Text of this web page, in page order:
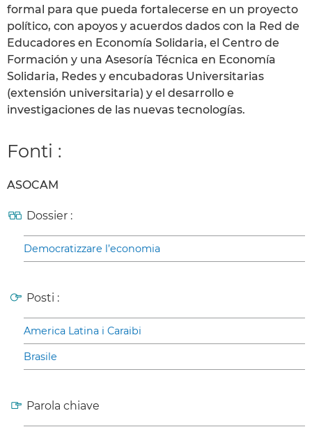
formal para que pueda fortalecerse en un proyecto
político, con apoyos y acuerdos dados con la Red de
Educadores en Economía Solidaria, el Centro de
Formación y una Asesoría Técnica en Economía
Solidaria, Redes y encubadoras Universitarias
(extensión universitaria) y el desarrollo e
investigaciones de las nuevas tecnologías.
Fonti :
ASOCAM
Dossier :
Democratizzare l’economia
Posti :
America Latina i Caraibi
Brasile
Parola chiave